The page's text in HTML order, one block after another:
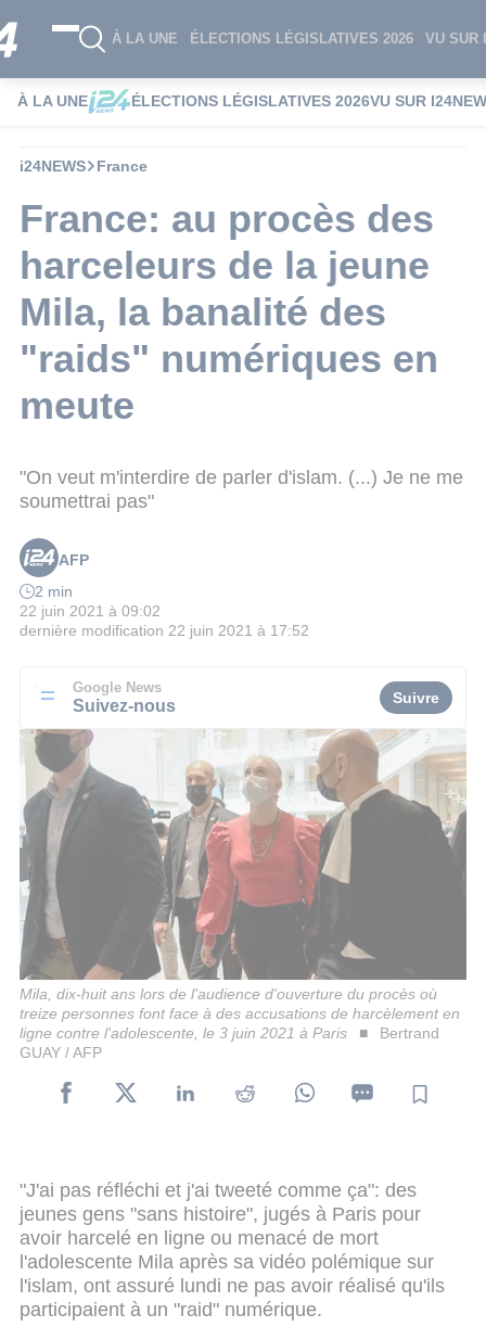
À LA UNE ÉLECTIONS LÉGISLATIVES 2026 VU SUR
À LA UNE ÉLECTIONS LÉGISLATIVES 2026VU SUR
i24NEWS France
France: au procès des
harceleurs de la jeune
Mila, la banalité des
"raids" numériques en
meute
"On veut m'interdire de parler d'islam. (...) Je ne me
soumettrai pas"
AFP
2 min
22 juin 2021 à 09:02
dernière modification 22 juin 2021 à 17:52
Google News
Suivez-nous Suivre
Mila, dix-huit ans lors de l'audience d'ouverture du procès où
treize personnes font face à des accusations de harcèlement en
ligne contre l'adolescente, le 3 juin 2021 à Paris
Bertrand
GUAY / AFP
"J'ai pas réfléchi et j'ai tweeté comme ça": des
jeunes gens "sans histoire", jugés à Paris pour
avoir harcelé en ligne ou menacé de mort
l'adolescente Mila après sa vidéo polémique sur
l'islam, ont assuré lundi ne pas avoir réalisé qu'ils
participaient à un "raid" numérique.